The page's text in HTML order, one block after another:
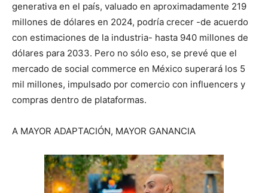
generativa en el país, valuado en aproximadamente 219
millones de dólares en 2024, podría crecer -de acuerdo
con estimaciones de la industria- hasta 940 millones de
dólares para 2033. Pero no sólo eso, se prevé que el
mercado de social commerce en México superará los 5
mil millones, impulsado por comercio con influencers y
compras dentro de plataformas.
A MAYOR ADAPTACIÓN, MAYOR GANANCIA